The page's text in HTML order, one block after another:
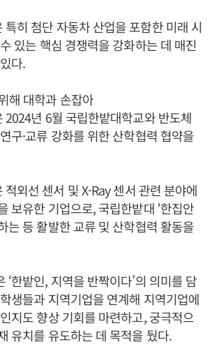
특히 첨단 자동차 산업을 포함한 미래 시
있는 핵심 경쟁력을 강화하는 데 매진
다.
해 대학과 손잡아
2024년 6월 국립한밭대학교와 반도체
구·교류 강화를 위한 산학협력 협약을
외선 센서 및 X-Ray 센서 관련 분야에
보유한 기업으로, 국립한밭대 ‘한집안
는 등 활발한 교류 및 산학협력 활동을
‘한밭인, 지역을 반짝이다’의 의미를 담
생들과 지역기업을 연계해 지역기업에
지도 향상 기회를 마련하고, 궁극적으
유치를 유도하는 데 목적을 뒀다.